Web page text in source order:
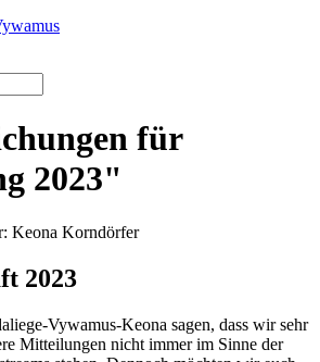
für
2023"
Keona Korndörfer
2023
Vywamus-Keona sagen, dass wir sehr
Mitteilungen nicht immer im Sinne der